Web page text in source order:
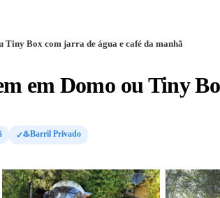
Tiny Box com jarra de água e café da manhã
em Domo ou Tiny
✓♨️Barril Privado